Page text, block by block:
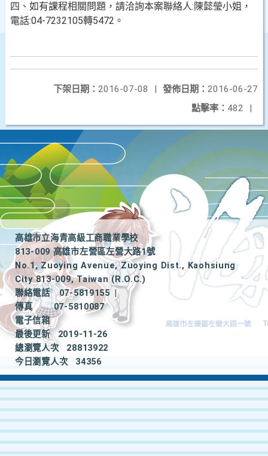
四、如有課程相關問題，請洽詢本案聯絡人:陳懿瑩小姐，
電話:04-7232105轉5472。
發佈日期： 2016-06-27
下架日期： 2016-07-08
|
點擊率： 482 |
高雄市立海青高級工商職業學校
813-009 高雄市左營區左營大路1號
No.1, Zuoying Avenue, Zuoying Dist., Kaohsiung
City 813-009, Taiwan (R.O.C.)
聯絡電話
07-5819155
|
傳真
07-5810087
電子信箱
最後更新
2019-11-26
總瀏覽人次
28813922
今日瀏覽人次
34356